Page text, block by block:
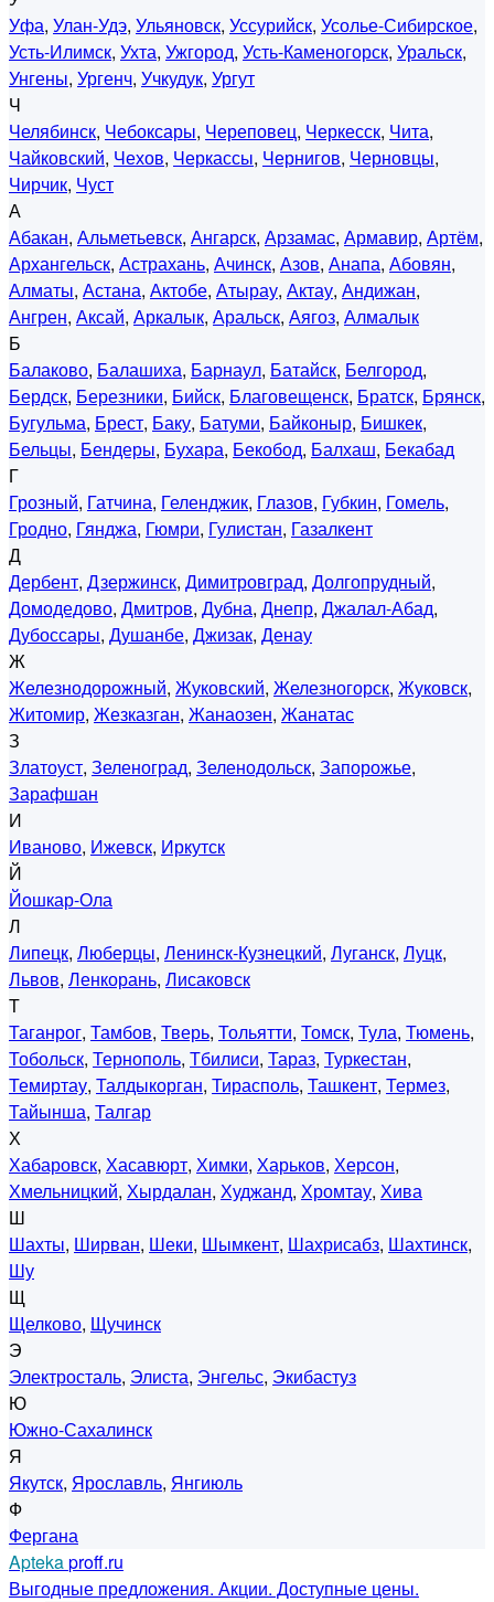
Уфа, Улан-Удэ, Ульяновск, Уссурийск, Усолье-Сибирское,
Усть-Илимск, Ухта, Ужгород, Усть-Каменогорск, Уральск,
Унгены, Ургенч, Учкудук, Ургут
Ч
Челябинск, Чебоксары, Череповец, Черкесск, Чита,
Чайковский, Чехов, Черкассы, Чернигов, Черновцы,
Чирчик, Чуст
А
Абакан, Альметьевск, Ангарск, Арзамас, Армавир, Артём,
Архангельск, Астрахань, Ачинск, Азов, Анапа, Абовян,
Алматы, Астана, Актобе, Атырау, Актау, Андижан,
Ангрен, Аксай, Аркалык, Аральск, Аягоз, Алмалык
Б
Балаково, Балашиха, Барнаул, Батайск, Белгород,
Бердск, Березники, Бийск, Благовещенск, Братск, Брянск,
Бугульма, Брест, Баку, Батуми, Байконыр, Бишкек,
Бельцы, Бендеры, Бухара, Бекобод, Балхаш, Бекабад
Г
Грозный, Гатчина, Геленджик, Глазов, Губкин, Гомель,
Гродно, Гянджа, Гюмри, Гулистан, Газалкент
Д
Дербент, Дзержинск, Димитровград, Долгопрудный,
Домодедово, Дмитров, Дубна, Днепр, Джалал-Абад,
Дубоссары, Душанбе, Джизак, Денау
Ж
Железнодорожный, Жуковский, Железногорск, Жуковск,
Житомир, Жезказган, Жанаозен, Жанатас
З
Златоуст, Зеленоград, Зеленодольск, Запорожье,
Зарафшан
И
Иваново, Ижевск, Иркутск
Й
Йошкар-Ола
Л
Липецк, Люберцы, Ленинск-Кузнецкий, Луганск, Луцк,
Львов, Ленкорань, Лисаковск
Т
Таганрог, Тамбов, Тверь, Тольятти, Томск, Тула, Тюмень,
Тобольск, Тернополь, Тбилиси, Тараз, Туркестан,
Темиртау, Талдыкорган, Тирасполь, Ташкент, Термез,
Тайынша, Талгар
Х
Хабаровск, Хасавюрт, Химки, Харьков, Херсон,
Хмельницкий, Хырдалан, Худжанд, Хромтау, Хива
Ш
Шахты, Ширван, Шеки, Шымкент, Шахрисабз, Шахтинск,
Шу
Щ
Щелково, Щучинск
Э
Электросталь, Элиста, Энгельс, Экибастуз
Ю
Южно-Сахалинск
Я
Якутск, Ярославль, Янгиюль
Ф
Фергана
Aptekaproff.ru
Выгодные предложения. Акции. Доступные цены.